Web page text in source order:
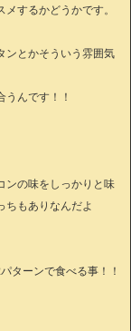
するかどうかです。
ンとかそういう雰囲気
んです！！
ンの味をしっかりと味
ちもありなんだよ
ターンで食べる事！！